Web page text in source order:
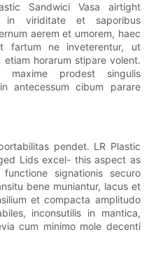
Sandwici Vasa airtight
in viriditate et saporibus
aerem et umorem, haec
fartum ne inveterentur, ut
horarum stipare volent.
maxime prodest singulis
antecessum cibum parare
pendet. LR Plastic
Lids excel- this aspect as
signationis securo
bene muniantur, lacus et
et compacta amplitudo
inconsutilis in mantica,
cum minimo mole decenti